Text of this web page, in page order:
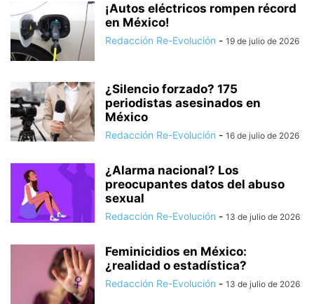
¡Autos eléctricos rompen récord
en México!
Redacción Re-Evolución - 19 de julio de 2026
¿Silencio forzado? 175
periodistas asesinados en
México
Redacción Re-Evolución - 16 de julio de 2026
¿Alarma nacional? Los
preocupantes datos del abuso
sexual
Redacción Re-Evolución - 13 de julio de 2026
Feminicidios en México:
¿realidad o estadística?
Redacción Re-Evolución - 13 de julio de 2026